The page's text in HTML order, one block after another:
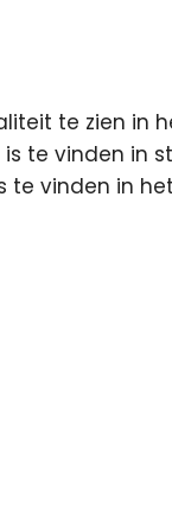
te zien
is te vinden in
te vinden in